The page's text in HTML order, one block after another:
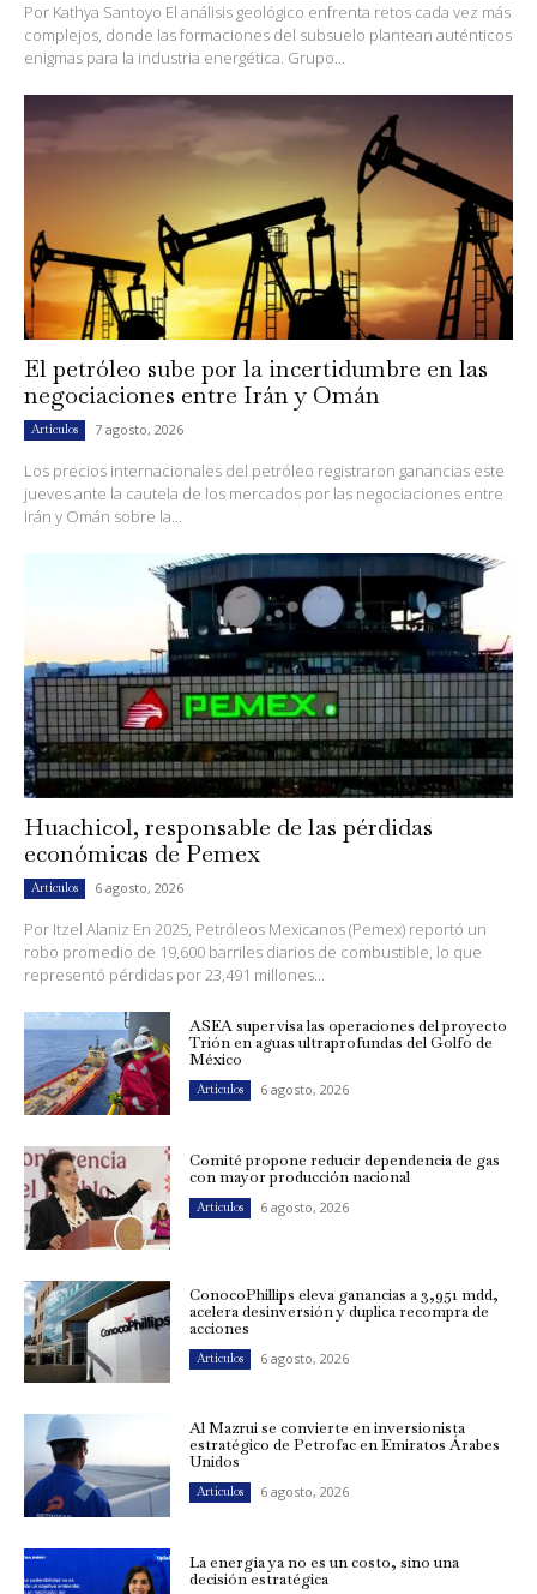
Por Kathya Santoyo El análisis geológico enfrenta retos cada vez más
complejos, donde las formaciones del subsuelo plantean auténticos
enigmas para la industria energética. Grupo...
El petróleo sube por la incertidumbre en las
negociaciones entre Irán y Omán
Artículos 7 agosto, 2026
Los precios internacionales del petróleo registraron ganancias este
jueves ante la cautela de los mercados por las negociaciones entre
Irán y Omán sobre la...
Huachicol, responsable de las pérdidas
económicas de Pemex
Artículos 6 agosto, 2026
Por Itzel Alaniz En 2025, Petróleos Mexicanos (Pemex) reportó un
robo promedio de 19,600 barriles diarios de combustible, lo que
representó pérdidas por 23,491 millones...
ASEA supervisa las operaciones del proyecto
Trión en aguas ultraprofundas del Golfo de
México
Artículos 6 agosto, 2026
Comité propone reducir dependencia de gas
con mayor producción nacional
Artículos 6 agosto, 2026
ConocoPhillips eleva ganancias a 3,951 mdd,
acelera desinversión y duplica recompra de
acciones
Artículos 6 agosto, 2026
Al Mazrui se convierte en inversionista
estratégico de Petrofac en Emiratos Árabes
Unidos
Artículos 6 agosto, 2026
La energía ya no es un costo, sino una
decisión estratégica